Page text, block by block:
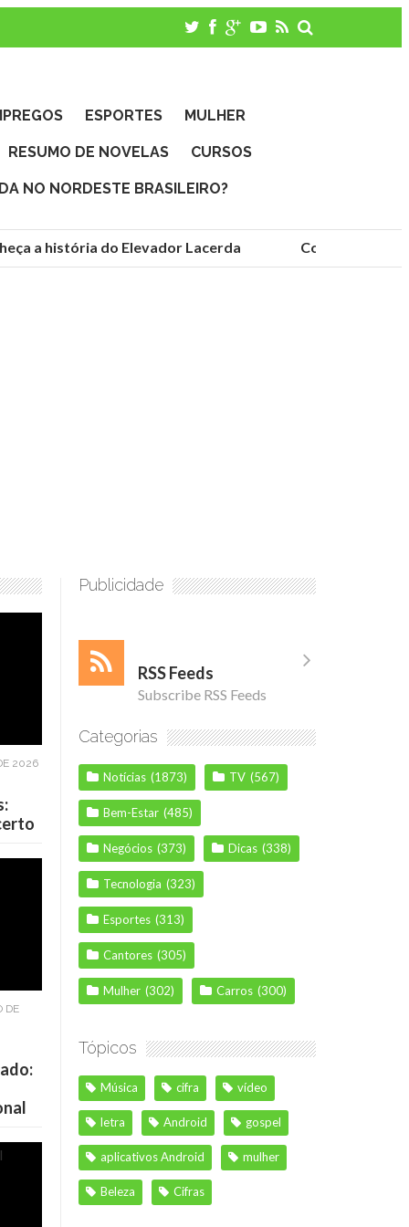
ESPORTES MULHER
RESUMO DE NOVELAS CURSOS
NO NORDESTE BRASILEIRO?
a história do Elevador Lacerda Conheça as
2026
DE
Publicidade
RSS Feeds
Subscribe RSS Feeds
Categorias
Notícias (1873) TV (567)
Bem-Estar (485)
Negócios (373) Dicas (338)
Tecnologia (323)
Esportes (313)
Cantores (305)
Mulher (302) Carros (300)
Tópicos
Música cifra vídeo
letra Android gospel
aplicativos Android mulher
Beleza Cifras